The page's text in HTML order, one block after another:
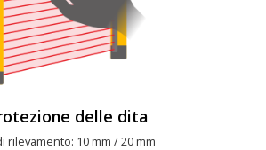
delle dita
10 mm / 20 mm